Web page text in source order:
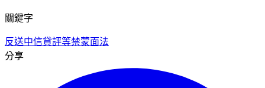
關鍵字
反送中信貸評等禁蒙面法
分享